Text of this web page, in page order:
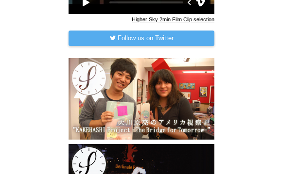
Higher Sky 2min Film Clip selection
Follow us on Twitter